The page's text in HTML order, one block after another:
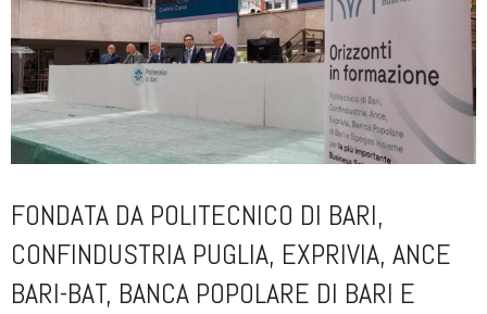
FONDATA DA POLITECNICO DI BARI,
CONFINDUSTRIA PUGLIA, EXPRIVIA, ANCE
BARI-BAT, BANCA POPOLARE DI BARI E